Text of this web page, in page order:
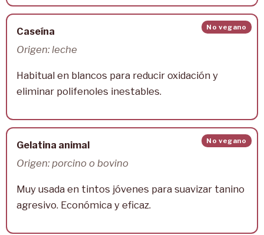
No vegano
Caseína
Origen: leche
Habitual en blancos para reducir oxidación y
eliminar polifenoles inestables.
No vegano
Gelatina animal
Origen: porcino o bovino
Muy usada en tintos jóvenes para suavizar tanino
agresivo. Económica y eficaz.